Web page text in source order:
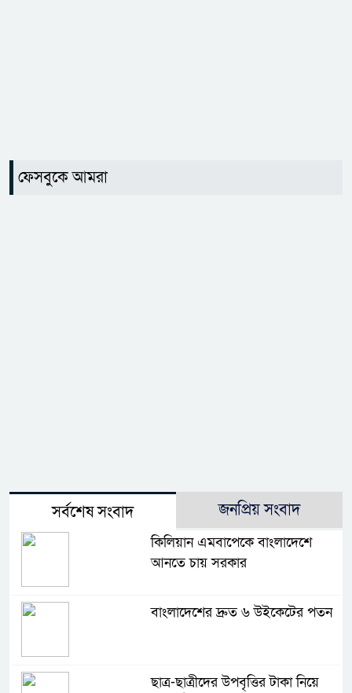
ফেসবুকে আমরা
সর্বশেষ সংবাদ জনপ্রিয় সংবাদ
কিলিয়ান এমবাপেকে বাংলাদেশে
আনতে চায় সরকার
বাংলাদেশের দ্রুত ৬ উইকেটের পতন
ছাত্র-ছাত্রীদের উপবৃত্তির টাকা নিয়ে